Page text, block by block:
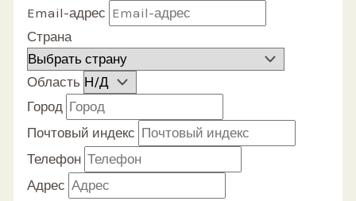
Email-адрес
Страна
Область
Город
Почтовый индекс
Телефон
Адрес